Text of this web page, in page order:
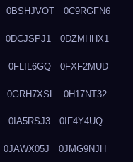
0BSHJVOT 0C9RGFN6
0DCJSPJ1 0DZMHHX1
0FLIL6GQ 0FXF2MUD
0GRH7XSL 0H17NT32
0IA5RSJ3 0IF4Y4UQ
0JAWX05J 0JMG9NJH